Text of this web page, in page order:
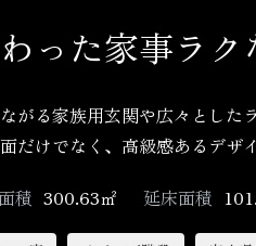
った家事ラ
がる家族用玄関や広々とし
だけでなく、高級感あるデザ
積 300.63㎡ 延床面積